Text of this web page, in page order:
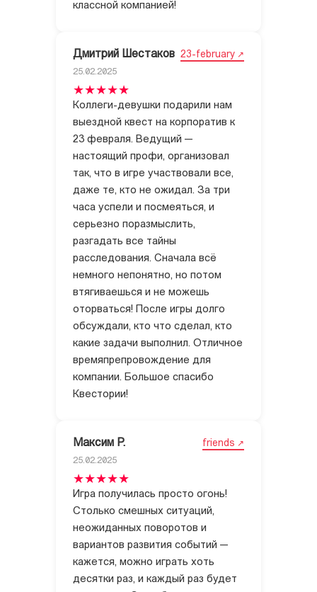
классной компанией!
Дмитрий Шестаков 23-february
25.02.2025
Коллеги-девушки подарили нам
выездной квест на корпоратив к
23 февраля. Ведущий —
настоящий профи, организовал
так, что в игре участвовали все,
даже те, кто не ожидал. За три
часа успели и посмеяться, и
серьезно поразмыслить,
разгадать все тайны
расследования. Сначала всё
немного непонятно, но потом
втягиваешься и не можешь
оторваться! После игры долго
обсуждали, кто что сделал, кто
какие задачи выполнил. Отличное
времяпрепровождение для
компании. Большое спасибо
Квестории!
Максим Р. friends
25.02.2025
Игра получилась просто огонь!
Столько смешных ситуаций,
неожиданных поворотов и
вариантов развития событий —
кажется, можно играть хоть
десятки раз, и каждый раз будет